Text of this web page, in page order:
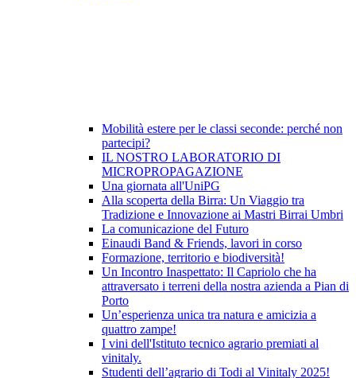
Mobilità estere per le classi seconde: perché non
partecipi?
IL NOSTRO LABORATORIO DI
MICROPROPAGAZIONE
Una giornata all'UniPG
Alla scoperta della Birra: Un Viaggio tra
Tradizione e Innovazione ai Mastri Birrai Umbri
La comunicazione del Futuro
Einaudi Band & Friends, lavori in corso
Formazione, territorio e biodiversità!
Un Incontro Inaspettato: Il Capriolo che ha
attraversato i terreni della nostra azienda a Pian di
Porto
Un’esperienza unica tra natura e amicizia a
quattro zampe!
I vini dell'Istituto tecnico agrario premiati al
vinitaly.
Studenti dell’agrario di Todi al Vinitaly 2025!